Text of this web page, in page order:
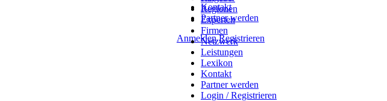
Kontakt
Partner werden
Anmelden Registrieren
Regionen
Experten
Firmen
Netzwerk
Leistungen
Lexikon
Kontakt
Partner werden
Login / Registrieren